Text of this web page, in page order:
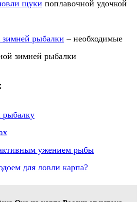
щуки поплавочной удочкой
зимней рыбалки – необходимые
зимней рыбалки
рыбалку
ужением рыбы
для ловли карпа?